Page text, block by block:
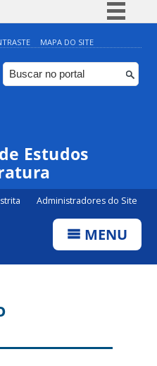
Simplifique!
Comunica BR
Participe
Canais
MAPA DO SITE
Estudos
Administradores do Site
MENU